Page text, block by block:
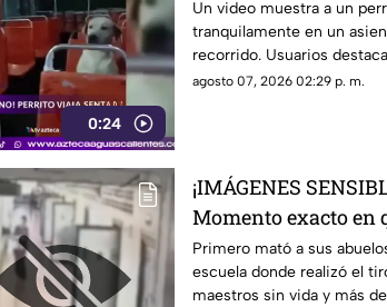
0:24
autobús
Un video muestra a un
tranquilamente en un
recorrido. Usuarios
y la escena se viralizó
agosto 07, 2026 02:29 p. m.
¡IMÁGENES
Momento exacto en
de 14 años realiza
su escuela; ocho
Primero mató a sus
escuela donde realizó el
maestros sin vida y más